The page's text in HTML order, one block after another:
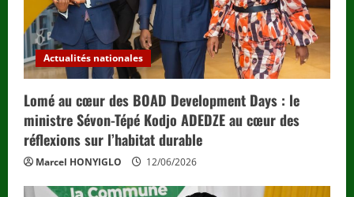
Actualités nationales
Lomé au cœur des BOAD Development Days : le
ministre Sévon-Tépé Kodjo ADEDZE au cœur des
réflexions sur l’habitat durable
Marcel HONYIGLO 12/06/2026